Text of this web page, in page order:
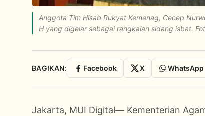
Anggota Tim Hisab Rukyat Kemenag, Cecep
H yang digelar sebagai rangkaian sidang isbat.
BAGIKAN: Facebook X WhatsApp
Jakarta, MUI Digital— Kementerian